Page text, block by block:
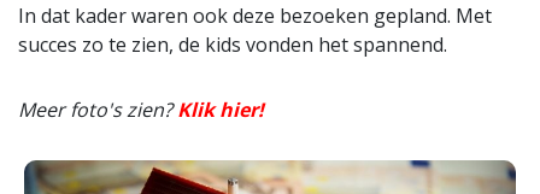
In dat kader waren ook deze bezoeken gepland. Met
succes zo te zien, de kids vonden het spannend.
Meer foto's zien?Klik hier!